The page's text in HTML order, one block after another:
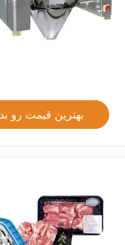
بهترین قیمت رو